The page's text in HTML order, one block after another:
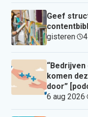
Geef
gisteren·
komen
door”
6 aug 2026·